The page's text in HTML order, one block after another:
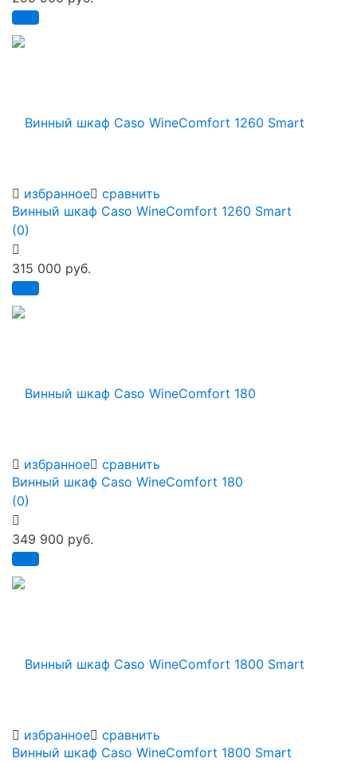
избранное сравнить
избранное сравнить
Винный шкаф Caso WineComfort 1260 Smart
(0)
315 000 руб.
избранное сравнить
Винный шкаф Caso WineComfort 180
(0)
349 900 руб.
Винный шкаф Caso WineComfort 1800 Smart